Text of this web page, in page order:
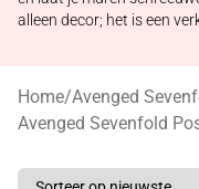
alleen decor; het is een
Home/Avenged
Avenged Sevenfold